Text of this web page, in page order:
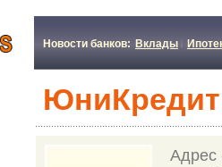
Новости банков: Вклады